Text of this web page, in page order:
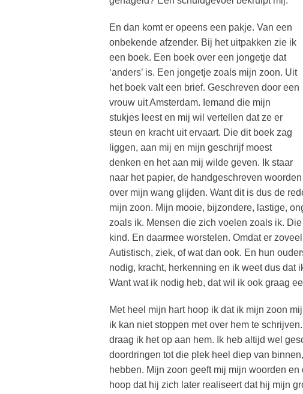
En dan komt er opeens een pakje. Van een
onbekende afzender. Bij het uitpakken zie ik
een boek. Een boek over een jongetje dat
‘anders’ is. Een jongetje zoals mijn zoon. Uit
het boek valt een brief. Geschreven door een
vrouw uit Amsterdam. Iemand die mijn
stukjes leest en mij wil vertellen dat ze er
steun en kracht uit ervaart. Die dit boek zag
liggen, aan mij en mijn geschrijf moest
denken en het aan mij wilde geven. Ik staar
naar het papier, de handgeschreven
over mijn wang glijden. Want dit is dus de
mijn zoon. Mijn mooie, bijzondere, lastige,
zoals ik. Mensen die zich voelen zoals ik.
kind. En daarmee worstelen. Omdat er
Autistisch, ziek, of wat dan ook. En hun
nodig, kracht, herkenning en ik weet dus dat
Want wat ik nodig heb, dat wil ik ook graag
Met heel mijn hart hoop ik dat ik mijn zoon
ik kan niet stoppen met over hem te
draag ik het op aan hem. Ik heb altijd wel
doordringen tot die plek heel diep van
hebben. Mijn zoon geeft mij mijn woorden
hoop dat hij zich later realiseert dat hij mijn